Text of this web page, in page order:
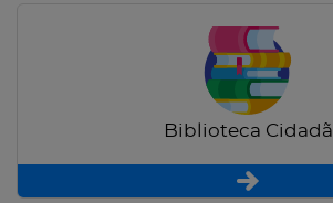
Biblioteca Cidadã